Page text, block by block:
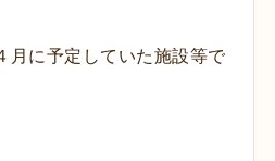
月に予定していた施設等で